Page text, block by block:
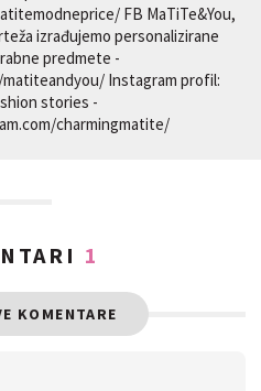
FB MaTiTe&You,
izrađujemo personalizirane
predmete -
Instagram profil:
stories -
charmingmatite/
1
KOMENTARE